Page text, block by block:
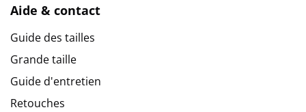
Aide & contact
Guide des tailles
Grande taille
Guide d'entretien
Retouches